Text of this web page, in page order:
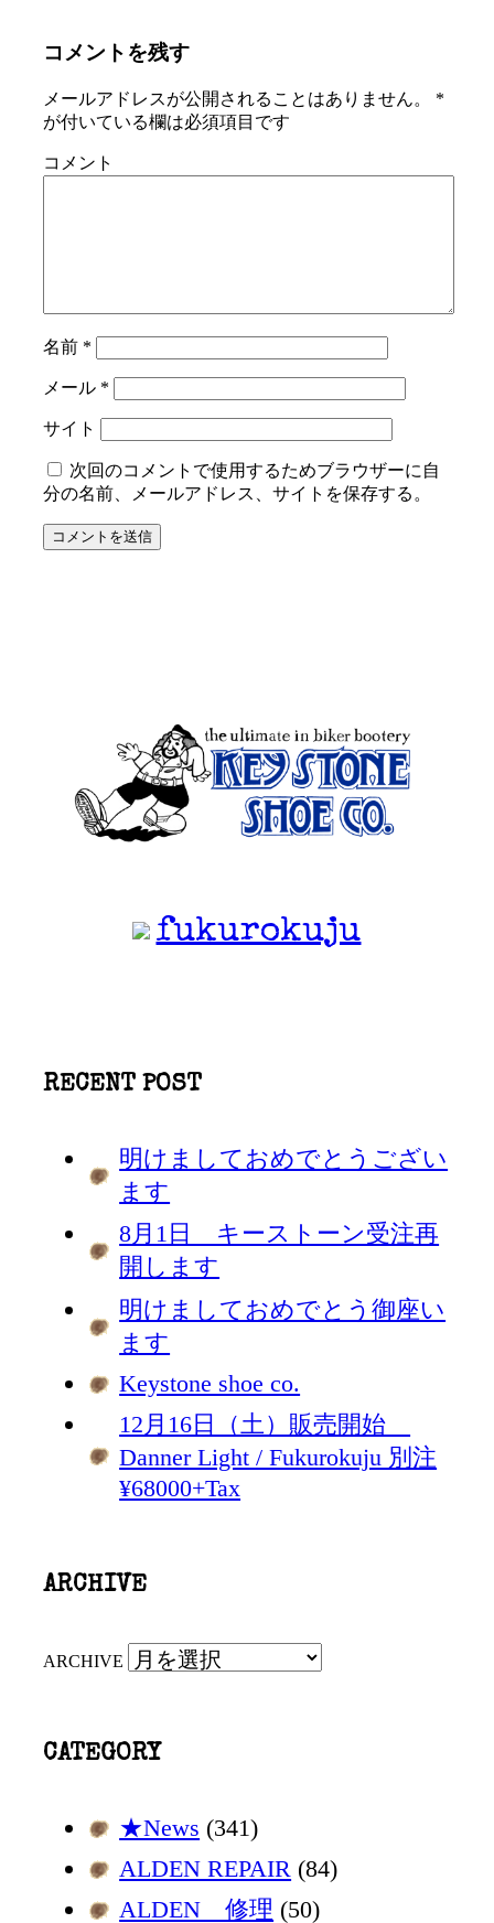
コメントを残す
メールアドレスが公開されることはありません。
*
が付いている欄は必須項目です
コメント
名前 *
メール *
サイト
次回のコメントで使用するためブラウザーに自
分の名前、メールアドレス、サイトを保存する。
fukurokuju
RECENT POST
明けましておめでとうござい
ます
8月1日 キーストーン受注再
開します
明けましておめでとう御座い
ます
Keystone shoe co.
12月16日（土）販売開始
Danner Light / Fukurokuju 別注
¥68000+Tax
ARCHIVE
ARCHIVE
CATEGORY
★News (341)
ALDEN REPAIR (84)
ALDEN 修理 (50)